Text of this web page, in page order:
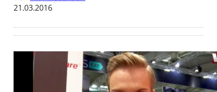
21.03.2016
Mit der Wiedergabe dieses Videos werden